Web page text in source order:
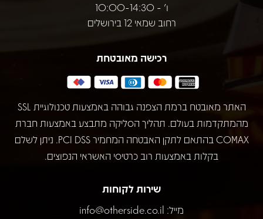
ו' - 10:00-14:30
רחוב שמאי 12 בירושלים
רכישה מאובטחת
האתר מאובטח ברמת הצפנה גבוהה באמצעות טכנולוגיית SSL
מהמתקדמות בעולם. תהליך הסליקה מתבצע באמצעות חברת
COMAX בהתאם לתקן האבטחה המחמיר PCI DSS. ניתן לשלם
בקלות באמצעות רוב כרטיסי האשראי הנפוצים.
שירות לקוחות
מייל: info@otherside.co.il